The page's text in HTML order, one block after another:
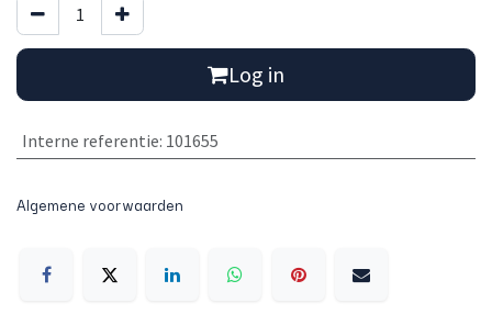
Log in
Interne referentie: 101655
Algemene voorwaarden